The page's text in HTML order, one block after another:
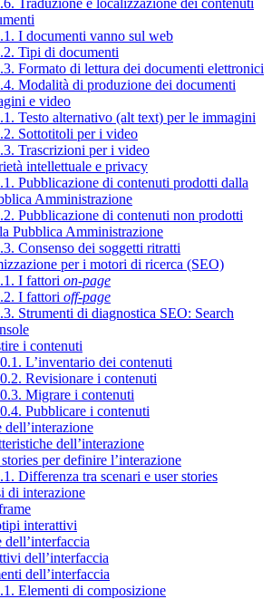
I documenti vanno sul web
Tipi di documenti
Formato di lettura dei documenti elettronici
Modalità di produzione dei documenti
e video
Testo alternativo (alt text) per le immagini
Sottotitoli per i video
Trascrizioni per i video
intellettuale e privacy
Pubblicazione di contenuti prodotti dalla
Amministrazione
Pubblicazione di contenuti non prodotti
Pubblica Amministrazione
Consenso dei soggetti ritratti
per i motori di ricerca (SEO)
I fattori on-page
I fattori off-page
Strumenti di diagnostica SEO: Search
i contenuti
L’inventario dei contenuti
Revisionare i contenuti
Migrare i contenuti
Pubblicare i contenuti
dell’interazione
dell’interazione
per definire l’interazione
Differenza tra scenari e user stories
di interazione
interattivi
dell’interfaccia
dell’interfaccia
dell’interfaccia
Elementi di composizione